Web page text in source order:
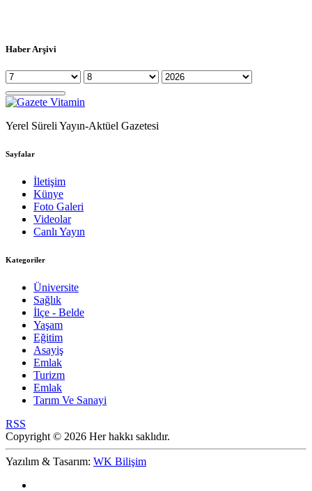
Haber Arşivi
Yerel Süreli Yayın-Aktüel Gazetesi
Sayfalar
İletişim
Künye
Foto Galeri
Videolar
Canlı Yayın
Kategoriler
Üniversite
Sağlık
İlçe - Belde
Yaşam
Eğitim
Asayiş
Emlak
Turizm
Emlak
Tarım Ve Sanayi
RSS
Copyright © 2026 Her hakkı saklıdır.
Yazılım & Tasarım: WK Bilişim